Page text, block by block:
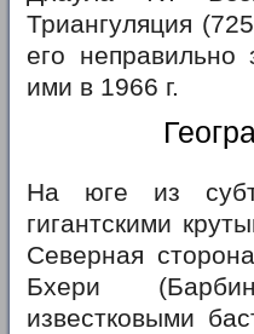
Триангуляция
его неправильно
ими в 1966 г.
На юге из
гигантскими
Северная
Бхери
известковыми